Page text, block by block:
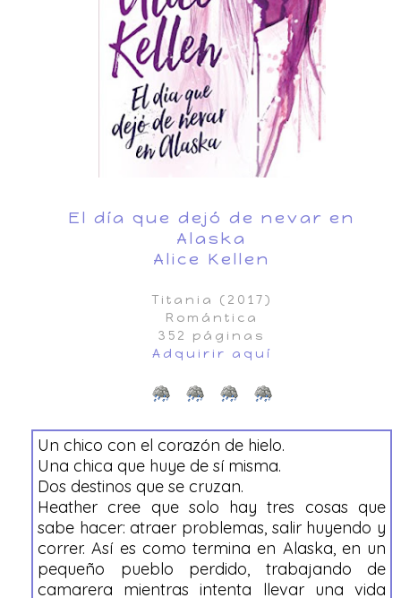
El día que dejó de nevar en
Alaska
Alice Kellen
Titania (2017)
Romántica
352 páginas
Adquirir aquí
Un chico con el corazón de hielo.
Una chica que huye de sí misma.
Dos destinos que se cruzan.
Heather cree que solo hay tres cosas que
sabe hacer: atraer problemas, salir huyendo y
correr. Así es como termina en Alaska, en un
pequeño pueblo perdido, trabajando de
camarera mientras intenta llevar una vida